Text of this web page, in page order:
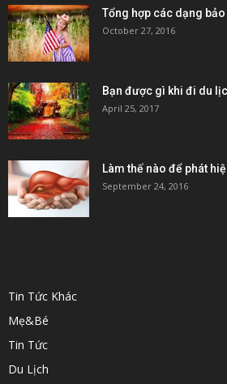
Tổng hợp các dạng
October 27, 2016
Bạn được gì khi đi du
April 25, 2017
Làm thế nào để phát
September 24, 2016
Tin Tức Khác
Mẹ&Bé
Tin Tức
Du Lịch